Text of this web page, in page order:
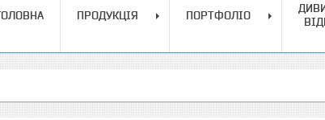
ПРОДУКЦІЯ ПОРТФОЛІО